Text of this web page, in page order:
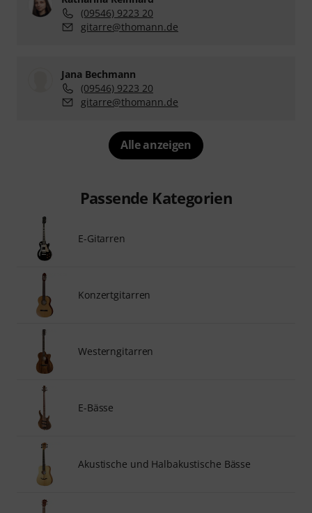
(09546) 9223 20
gitarre@thomann.de
Jana Bechmann
(09546) 9223 20
gitarre@thomann.de
Alle anzeigen
Passende Kategorien
E-Gitarren
Konzertgitarren
Westerngitarren
E-Bässe
Akustische und Halbakustische Bässe